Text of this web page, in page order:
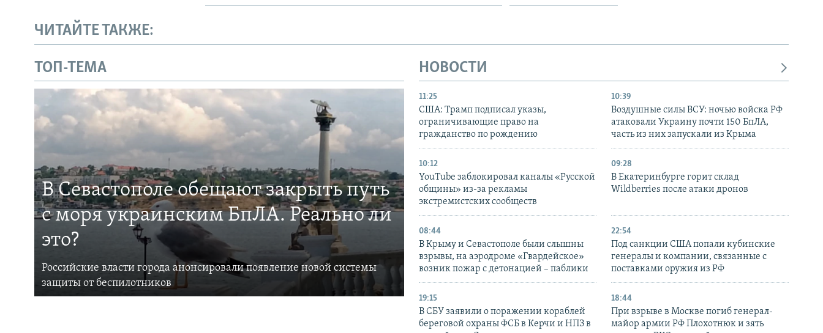
ЧИТАЙТЕ ТАКЖЕ:
ТОП-ТЕМА
В Севастополе обещают закрыть путь
с моря украинским БпЛА. Реально ли
это?
Российские власти города анонсировали появление новой системы
защиты от беспилотников
НОВОСТИ
11:25
США: Трамп подписал указы,
ограничивающие право на
гражданство по рождению
10:39
Воздушные силы ВСУ: ночью войска РФ
атаковали Украину почти 150 БпЛА,
часть из них запускали из Крыма
10:12
YouTube заблокировал каналы «Русской
общины» из-за рекламы
экстремистских сообществ
09:28
В Екатеринбурге горит склад
Wildberries после атаки дронов
08:44
В Крыму и Севастополе были слышны
взрывы, на аэродроме «Гвардейское»
возник пожар с детонацией – паблики
22:54
Под санкции США попали кубинские
генералы и компании, связанные с
поставками оружия из РФ
19:15
В СБУ заявили о поражении кораблей
береговой охраны ФСБ в Керчи и НПЗ в
18:44
При взрыве в Москве погиб генерал-
майор армии РФ Плохотнюк и зять